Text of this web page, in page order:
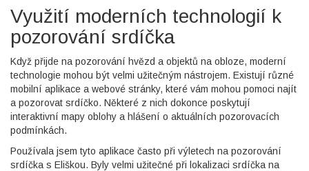
Využití moderních technologií k
pozorování srdíčka
Když přijde na pozorování hvězd a objektů na obloze, moderní
technologie mohou být velmi užitečným nástrojem. Existují různé
mobilní aplikace a webové stránky, které vám mohou pomoci najít
a pozorovat srdíčko. Některé z nich dokonce poskytují
interaktivní mapy oblohy a hlášení o aktuálních pozorovacích
podmínkách.
Používala jsem tyto aplikace často při výletech na pozorování
srdíčka s Eliškou. Byly velmi užitečné při lokalizaci srdíčka na